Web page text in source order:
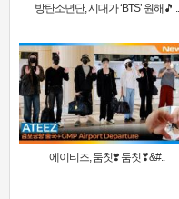
방탄소년단, 시대가 ‘BTS’ 원해🎵 ..
에이티즈, 둠칫❣️ 둠칫❣&#..